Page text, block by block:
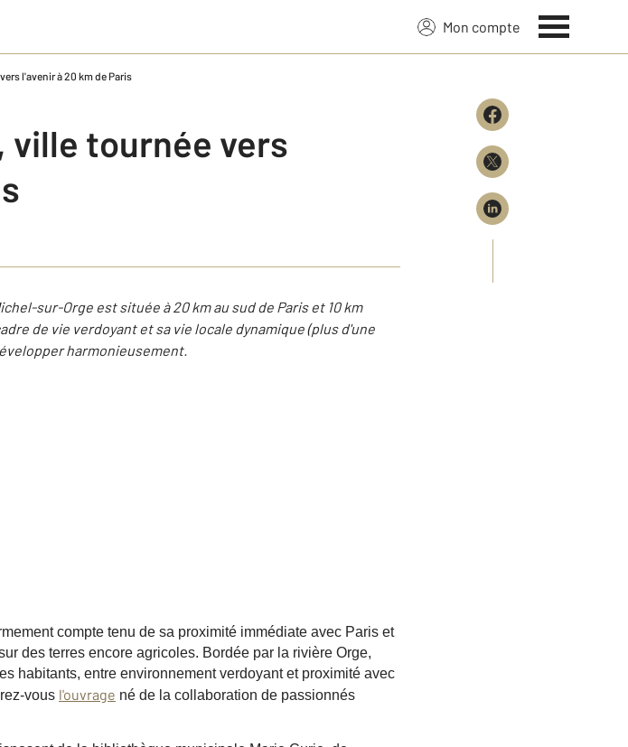
Mon compte
l'avenir à 20 km de Paris
ville tournée vers
sur-Orge est située à 20 km au sud de Paris et 10 km
de vie verdoyant et sa vie locale dynamique (plus d'une
harmonieusement.
compte tenu de sa proximité immédiate avec Paris et
des terres encore agricoles. Bordée par la rivière Orge,
habitants, entre environnement verdoyant et proximité avec
vous l'ouvrage né de la collaboration de passionnés